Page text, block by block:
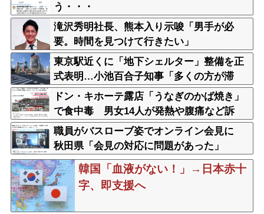
う・・・
滝沢秀明社長、熊本入り示唆「男手が必
要。時間を見つけて行きたい」
東京駅近くに「地下シェルター」整備を正
式表明…小池百合子知事「多くの方が滞
在、施設整備の効果高い」
ドン・キホーテ露店「うなぎのかば焼き」
で食中毒 男女14人が発熱や腹痛など訴
え…サルモネラ属の菌検出
職員がバスローブ姿でオンライン会見に
秋田県「会見の対応に問題があった」
韓国「血液がない！」→日本赤十
字、即支援へ